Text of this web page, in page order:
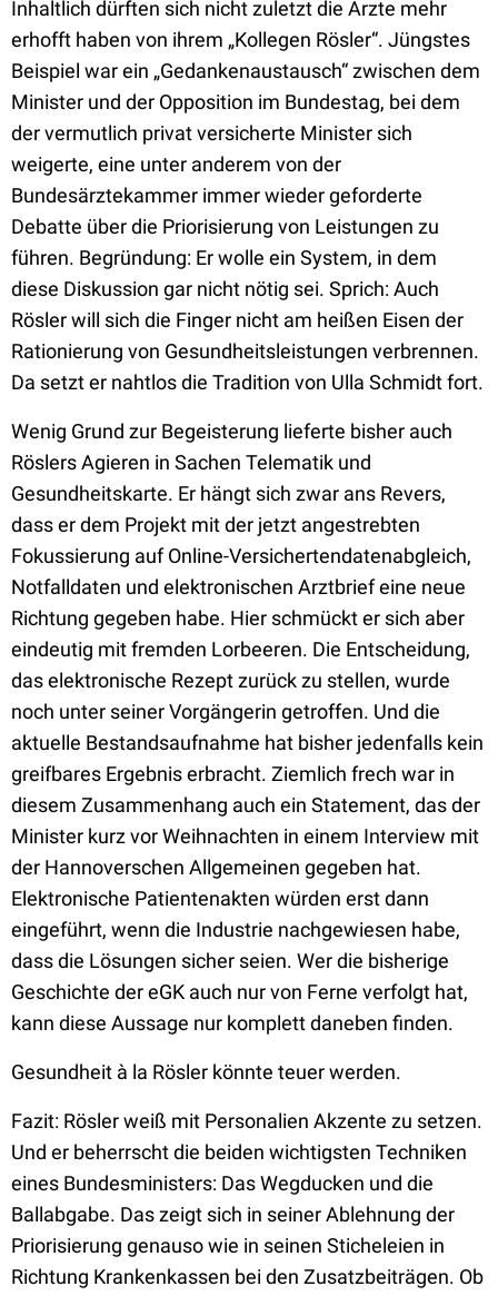
Inhaltlich dürften sich nicht zuletzt die Ärzte mehr
erhofft haben von ihrem „Kollegen Rösler“. Jüngstes
Beispiel war ein „Gedankenaustausch“ zwischen dem
Minister und der Opposition im Bundestag, bei dem
der vermutlich privat versicherte Minister sich
weigerte, eine unter anderem von der
Bundesärztekammer immer wieder geforderte
Debatte über die Priorisierung von Leistungen zu
führen. Begründung: Er wolle ein System, in dem
diese Diskussion gar nicht nötig sei. Sprich: Auch
Rösler will sich die Finger nicht am heißen Eisen der
Rationierung von Gesundheitsleistungen verbrennen.
Da setzt er nahtlos die Tradition von Ulla Schmidt fort.
Wenig Grund zur Begeisterung lieferte bisher auch
Röslers Agieren in Sachen Telematik und
Gesundheitskarte. Er hängt sich zwar ans Revers,
dass er dem Projekt mit der jetzt angestrebten
Fokussierung auf Online-Versichertendatenabgleich,
Notfalldaten und elektronischen Arztbrief eine neue
Richtung gegeben habe. Hier schmückt er sich aber
eindeutig mit fremden Lorbeeren. Die Entscheidung,
das elektronische Rezept zurück zu stellen, wurde
noch unter seiner Vorgängerin getroffen. Und die
aktuelle Bestandsaufnahme hat bisher jedenfalls kein
greifbares Ergebnis erbracht. Ziemlich frech war in
diesem Zusammenhang auch ein Statement, das der
Minister kurz vor Weihnachten in einem Interview mit
der Hannoverschen Allgemeinen gegeben hat.
Elektronische Patientenakten würden erst dann
eingeführt, wenn die Industrie nachgewiesen habe,
dass die Lösungen sicher seien. Wer die bisherige
Geschichte der eGK auch nur von Ferne verfolgt hat,
kann diese Aussage nur komplett daneben finden.
Gesundheit à la Rösler könnte teuer werden.
Fazit: Rösler weiß mit Personalien Akzente zu setzen.
Und er beherrscht die beiden wichtigsten Techniken
eines Bundesministers: Das Wegducken und die
Ballabgabe. Das zeigt sich in seiner Ablehnung der
Priorisierung genauso wie in seinen Sticheleien in
Richtung Krankenkassen bei den Zusatzbeiträgen. Ob